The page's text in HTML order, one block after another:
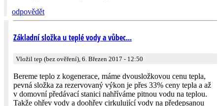
odpovědět
Základní složka u teplé vody a vůbec...
Vložil tep (bez ověření), 6. Březen 2017 - 12:50
Bereme teplo z kogenerace, máme dvousložkovou cenu tepla,
pevná složka za rezervovaný výkon je přes 33% ceny tepla a až
v domovní předávací stanici nahříváme pitnou vodu na teplou.
Takže ohřev vody a doohřev cirkulující vody na předepsanou